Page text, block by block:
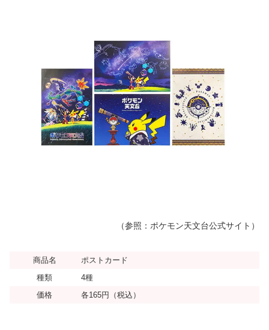
（参照：ポケモン天文台公式サイト）
商品名
ポストカード
種類
4種
価格
各165円（税込）